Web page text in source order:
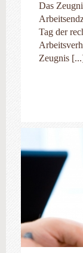
Das
Tag der
Zeugnis